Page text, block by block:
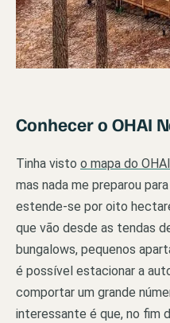
Conhecer o OHAI
Tinha visto o mapa do
mas nada me preparou
estende-se por oito
que vão desde as tendas
bungalows, pequenos
é possível estacionar a
comportar um grande
interessante é que, no fim